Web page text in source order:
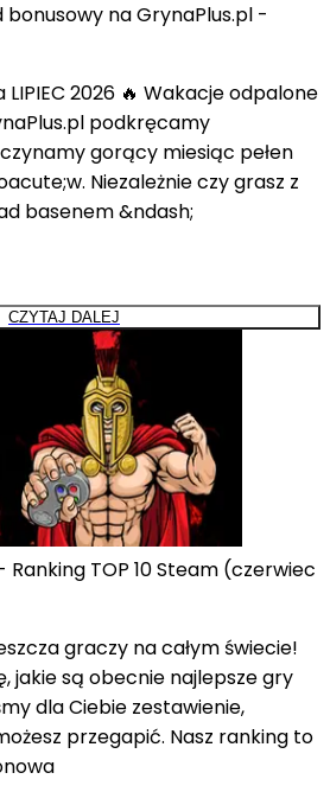
na GrynaPlus.pl -
LIPIEC 2026 🔥 Wakacje odpalone
podkręcamy
gorący miesiąc pełen
Niezależnie czy grasz z
basenem &ndash;
CZYTAJ DALEJ
Ranking TOP 10 Steam (czerwiec
graczy na całym świecie!
jakie są obecnie najlepsze gry
dla Ciebie zestawienie,
przegapić. Nasz ranking to